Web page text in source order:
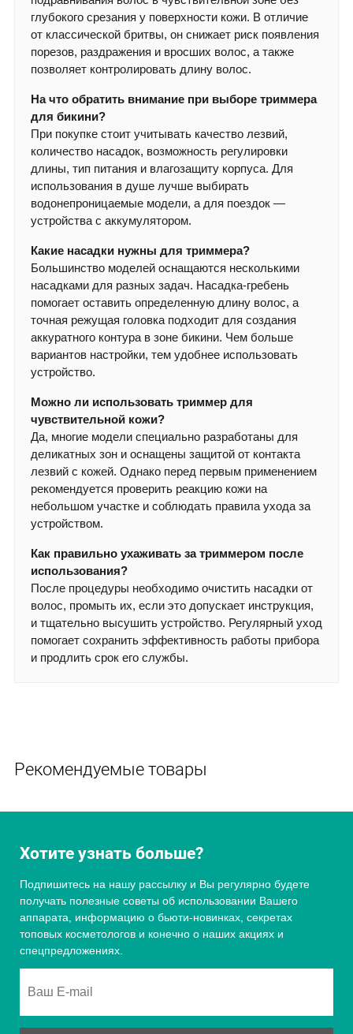
глубокого срезания у поверхности кожи. В отличие
от классической бритвы, он снижает риск появления
порезов, раздражения и вросших волос, а также
позволяет контролировать длину волос.
На что обратить внимание при выборе триммера
для бикини?
При покупке стоит учитывать качество лезвий,
количество насадок, возможность регулировки
длины, тип питания и влагозащиту корпуса. Для
использования в душе лучше выбирать
водонепроницаемые модели, а для поездок —
устройства с аккумулятором.
Какие насадки нужны для триммера?
Большинство моделей оснащаются несколькими
насадками для разных задач. Насадка-гребень
помогает оставить определенную длину волос, а
точная режущая головка подходит для создания
аккуратного контура в зоне бикини. Чем больше
вариантов настройки, тем удобнее использовать
устройство.
Можно ли использовать триммер для
чувствительной кожи?
Да, многие модели специально разработаны для
деликатных зон и оснащены защитой от контакта
лезвий с кожей. Однако перед первым применением
рекомендуется проверить реакцию кожи на
небольшом участке и соблюдать правила ухода за
устройством.
Как правильно ухаживать за триммером после
использования?
После процедуры необходимо очистить насадки от
волос, промыть их, если это допускает инструкция,
и тщательно высушить устройство. Регулярный уход
помогает сохранить эффективность работы прибора
и продлить срок его службы.
Рекомендуемые товары
Хотите узнать больше?
Подпишитесь на нашу рассылку и Вы регулярно будете
получать полезные советы об использовании Вашего
аппарата, информацию о бьюти-новинках, секретах
топовых косметологов и конечно о наших акциях и
спецпредложениях.